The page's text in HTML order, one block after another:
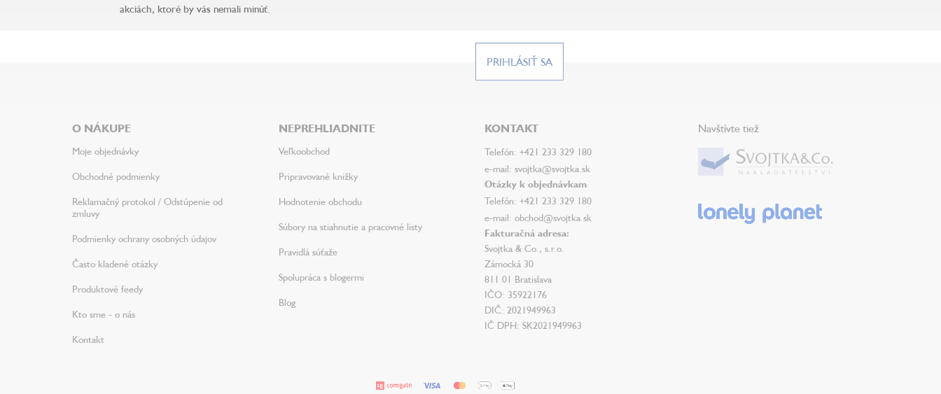
akciách, ktoré by vás nemali minúť.
PRIHLÁSIŤ SA
O NÁKUPE
Moje objednávky
Obchodné podmienky
Reklamačný protokol / Odstúpenie od
zmluvy
Podmienky ochrany osobných údajov
Často kladené otázky
Produktové feedy
Kto sme - o nás
Kontakt
NEPREHLIADNITE
Veľkoobchod
Pripravované knižky
Hodnotenie obchodu
Súbory na stiahnutie a pracovné listy
Pravidlá súťaže
Spolupráca s blogermi
Blog
KONTAKT
Telefón: +421 233 329 180
e-mail: svojtka@svojtka.sk
Otázky k objednávkam
Telefón: +421 233 329 180
e-mail: obchod@svojtka.sk
Fakturačná adresa:
Svojtka & Co., s.r.o.
Zámocká 30
811 01 Bratislava
IČO: 35922176
DIČ: 2021949963
IČ DPH: SK2021949963
Navštívte tiež